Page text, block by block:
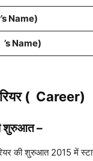
Name)
’s Name)
( Career)
शुरुआत–
की शुरुआत 2015 में